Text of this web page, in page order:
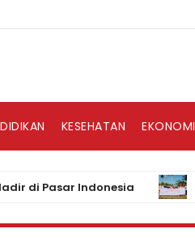
KESEHATAN EKONOMI
Pasar Indonesia BERITA